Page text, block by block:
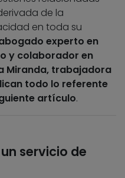
de la
en toda su
experto en
y colaborador en
Miranda, trabajadora
todo lo referente
artículo.
servicio de